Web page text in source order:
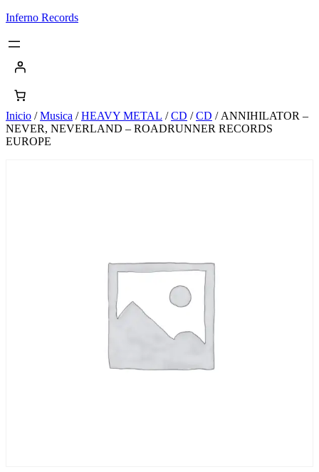
Saltar
contenido
Inferno Records
Inicio /Musica /HEAVY METAL /CD /CD / ANNIHILATOR –
NEVER, NEVERLAND – ROADRUNNER RECORDS
EUROPE